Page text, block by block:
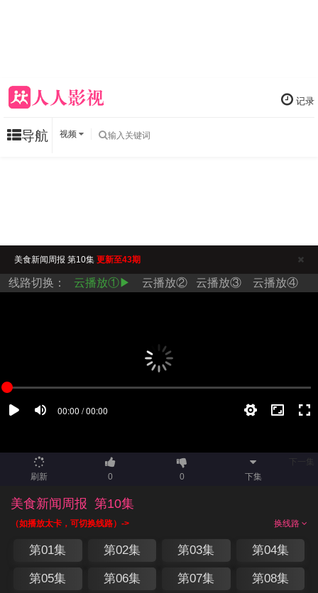
记录
导航 视频
美食新闻周报 第10集 更新至43期
刷新 0 0 下集
美食新闻周报 第10集
换线路
（如播放太卡，可切换线路）->
第01集 第02集 第03集 第04集
第05集 第06集 第07集 第08集